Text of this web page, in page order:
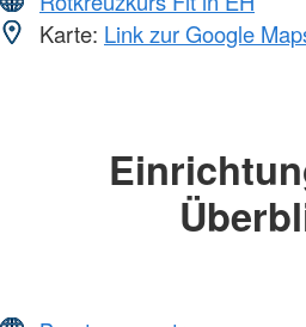
Karte: Link zur Google